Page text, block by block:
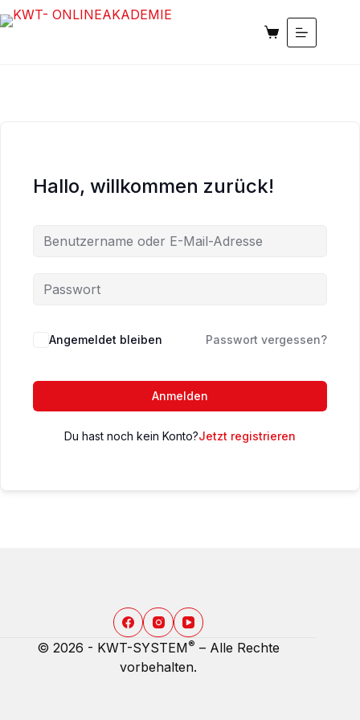
Zum
Inhalt
Zum
Inhalt
Warenkorb
Hallo, willkommen zurück!
Angemeldet bleiben Passwort vergessen?
Anmelden
Du hast noch kein Konto?Jetzt registrieren
© 2026 - KWT-SYSTEM® – Alle Rechte
vorbehalten.